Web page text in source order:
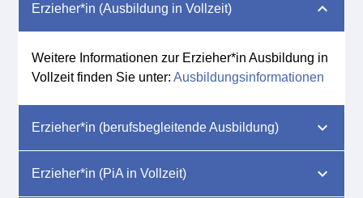
Erzieher*in (Ausbildung in Vollzeit)
Weitere Informationen zur Erzieher*in Ausbildung in
Vollzeit finden Sie unter:Ausbildungsinformationen
Erzieher*in (berufsbegleitende Ausbildung)
Erzieher*in (PiA in Vollzeit)